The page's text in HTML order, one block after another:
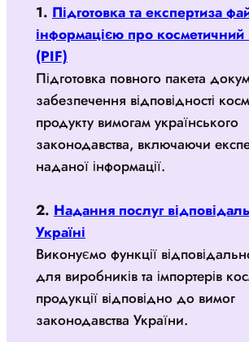
1. Підготовка та експертиза
інформацією про косметичний
(PIF)
Підготовка повного пакета
забезпечення відповідності
продукту вимогам українського
законодавства, включаючи
наданої інформації.
2. Надання послуг
Україні
Виконуємо функції
для виробників та імпортерів
продукції відповідно до вимог
законодавства України.